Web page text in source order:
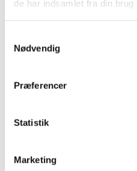
de har indsamlet fra din brug
Nødvendig
Præferencer
Statistik
Marketing